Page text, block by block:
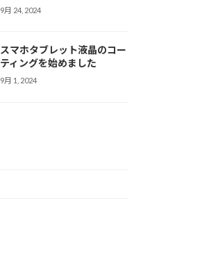
9月 24, 2024
スマホタブレット液晶のコー
ティングを始めました
9月 1, 2024